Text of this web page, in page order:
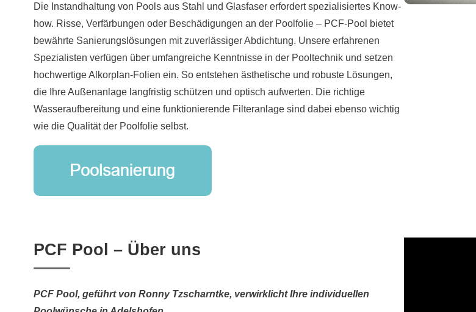
Die Instandhaltung von Pools aus Stahl und Glasfaser erfordert spezialisiertes Know-
how. Risse, Verfärbungen oder Beschädigungen an der Poolfolie – PCF-Pool bietet
bewährte Sanierungslösungen mit zuverlässiger Abdichtung. Unsere erfahrenen
Spezialisten verfügen über umfangreiche Kenntnisse in der Pooltechnik und setzen
hochwertige Alkorplan-Folien ein. So entstehen ästhetische und robuste Lösungen,
die Ihre Außenanlage langfristig schützen und optisch aufwerten. Die richtige
Wasseraufbereitung und eine funktionierende Filteranlage sind dabei ebenso wichtig
wie die Qualität der Poolfolie selbst.
PCF Pool – Über uns
PCF Pool, geführt von Ronny Tzscharntke, verwirklicht Ihre individuellen